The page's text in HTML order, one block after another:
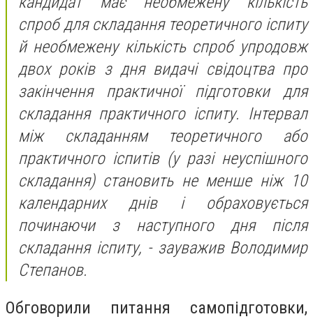
спроб для складання теоретичного іспиту
й необмежену кількість спроб упродовж
двох років з дня видачі свідоцтва про
закінчення практичної підготовки для
складання практичного іспиту. Інтервал
між складанням теоретичного або
практичного іспитів (у разі неуспішного
складання) становить не менше ніж 10
календарних днів і обраховується
починаючи з наступного дня після
складання іспиту, - зауважив Володимир
Степанов.
Обговорили питання самопідготовки,